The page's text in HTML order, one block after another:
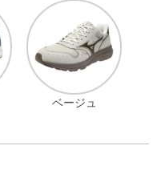
ベージュ